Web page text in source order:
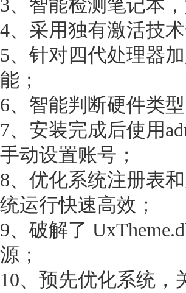
3、智能检测笔记本
4、采用独有激活技
5、针对四代处理器
能；
6、智能判断硬件类
7、安装完成后使用
手动设置账号；
8、优化系统注册表
统运行快速高效；
9、破解了
源；
10、预先优化系统，